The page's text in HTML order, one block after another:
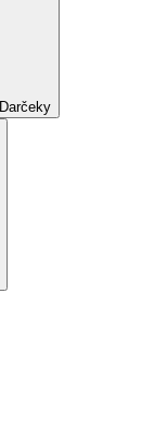
Darčeky